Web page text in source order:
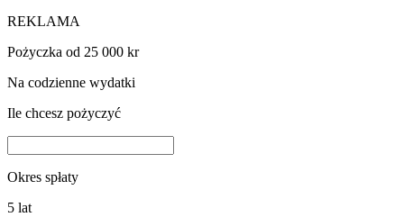
REKLAMA
Pożyczka od 25 000 kr
Na codzienne wydatki
Ile chcesz pożyczyć
Okres spłaty
5 lat